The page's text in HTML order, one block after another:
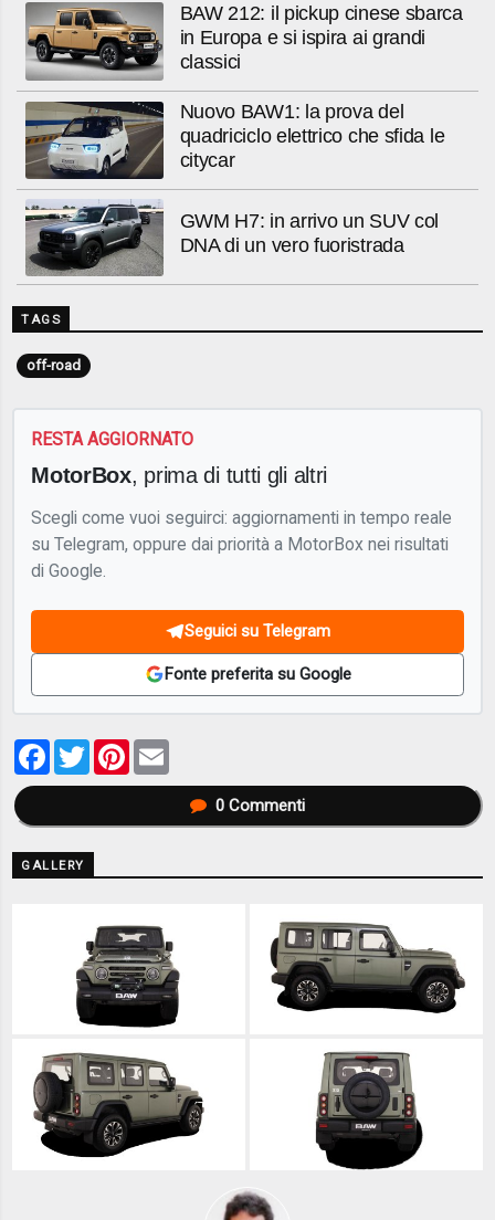
BAW 212: il pickup cinese sbarca
in Europa e si ispira ai grandi
classici
Nuovo BAW1: la prova del
quadriciclo elettrico che sfida le
citycar
GWM H7: in arrivo un SUV col
DNA di un vero fuoristrada
TAGS
off-road
RESTA AGGIORNATO
MotorBox, prima di tutti gli altri
Scegli come vuoi seguirci: aggiornamenti in tempo reale
su Telegram, oppure dai priorità a MotorBox nei risultati
di Google.
Seguici su Telegram
Fonte preferita su Google
Facebook
TwitterPinterest
0Commenti
GALLERY